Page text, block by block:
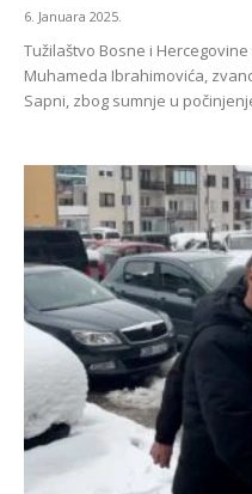
6. Januara 2025.
Tužilaštvo Bosne i
Muhameda Ibrahimovića,
Sapni, zbog sumnje u